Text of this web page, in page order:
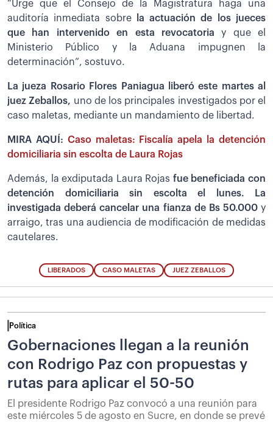
“Urge que el Consejo de la Magistratura haga una
auditoría inmediata sobre
la actuación de los jueces
que han intervenido en esta revocatoria y que el
Ministerio Público y la Aduana impugnen la
determinación”, sostuvo.
La jueza Rosario Flores Paniagua liberó este martes al
juez Zeballos, uno de los principales investigados por el
caso maletas, mediante un mandamiento de libertad.
MIRA AQUÍ: Caso maletas: Fiscalía apela la detención
domiciliaria sin escolta de Laura Rojas
Además, la exdiputada Laura Rojas fue beneficiada con
detención domiciliaria sin escolta el lunes. La
investigada deberá cancelar una fianza de Bs 50.000 y
arraigo, tras una audiencia de modificación de medidas
cautelares.
LIBERADOS CASO MALETAS JUEZ ZEBALLOS
Política
Gobernaciones llegan a la reunión
con Rodrigo Paz con propuestas y
rutas para aplicar el 50-50
El presidente Rodrigo Paz convocó a una reunión para
este miércoles 5 de agosto en Sucre, en donde se prevé